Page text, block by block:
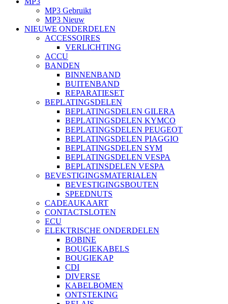
MP3 Gebruikt
MP3 Nieuw
NIEUWE ONDERDELEN
ACCESSOIRES
VERLICHTING
ACCU
BANDEN
BINNENBAND
BUITENBAND
REPARATIESET
BEPLATINGSDELEN
BEPLATINGSDELEN GILERA
BEPLATINGSDELEN KYMCO
BEPLATINGSDELEN PEUGEOT
BEPLATINGSDELEN PIAGGIO
BEPLATINGSDELEN SYM
BEPLATINGSDELEN VESPA
BEPLATINSDELEN VESPA
BEVESTIGINGSMATERIALEN
BEVESTIGINGSBOUTEN
SPEEDNUTS
CADEAUKAART
CONTACTSLOTEN
ECU
ELEKTRISCHE ONDERDELEN
BOBINE
BOUGIEKABELS
BOUGIEKAP
CDI
DIVERSE
KABELBOMEN
ONTSTEKING